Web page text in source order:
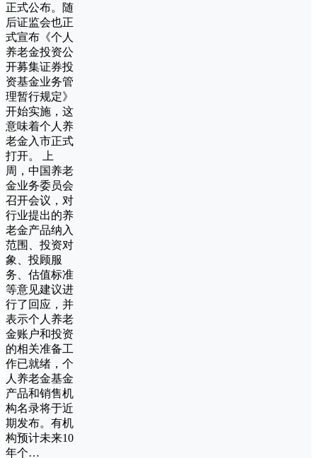
正式公布。随
后证监会也正
式宣布《个人
养老金投资公
开募集证券投
资基金业务管
理暂行规定》
开始实施，这
意味着个人养
老金入市正式
打开。 上
周，中国养老
金业务委员会
召开会议，对
行业提出的养
老金产品纳入
范围、投资对
象、投顾服
务、估值标准
等意见建议进
行了回应，并
表示个人养老
金账户和投资
的相关准备工
作已就绪，个
人养老金基金
产品和销售机
构名录将于近
期发布。有机
构预计未来10
年个…